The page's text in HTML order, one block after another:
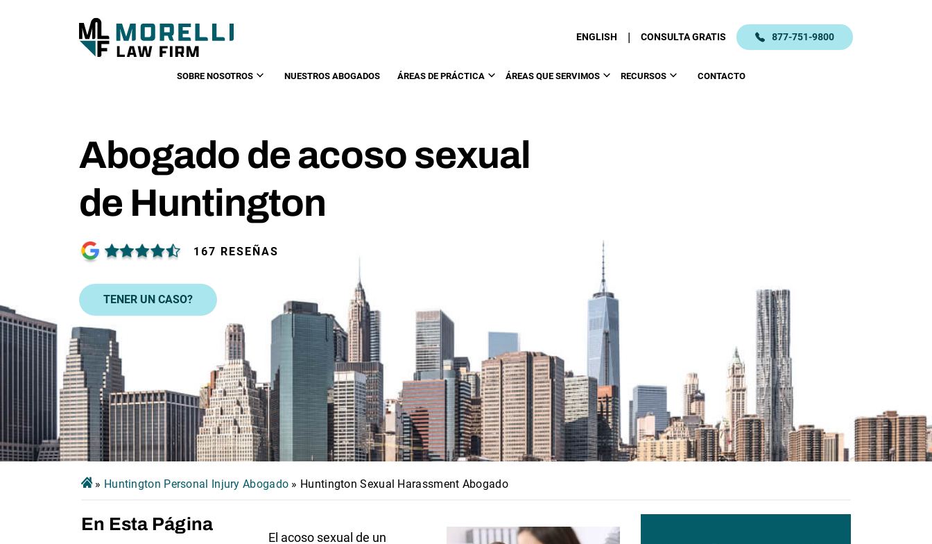
ENGLISH | CONSULTA GRATIS 877-751-9800
SOBRE NOSOTROS NUESTROS ABOGADOS ÁREAS DE PRÁCTICA ÁREAS QUE SERVIMOS RECURSOS CONTACTO
Abogado de acoso sexual
de Huntington
167 RESEÑAS
TENER UN CASO?
» Huntington Personal Injury Abogado » Huntington Sexual Harassment Abogado
En Esta Página
El acoso sexual de un